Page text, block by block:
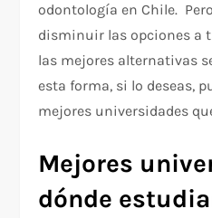
odontología en Chile.
disminuir las opciones a
las mejores alternativas
esta forma, si lo deseas,
mejores universidades
Mejores
dónde